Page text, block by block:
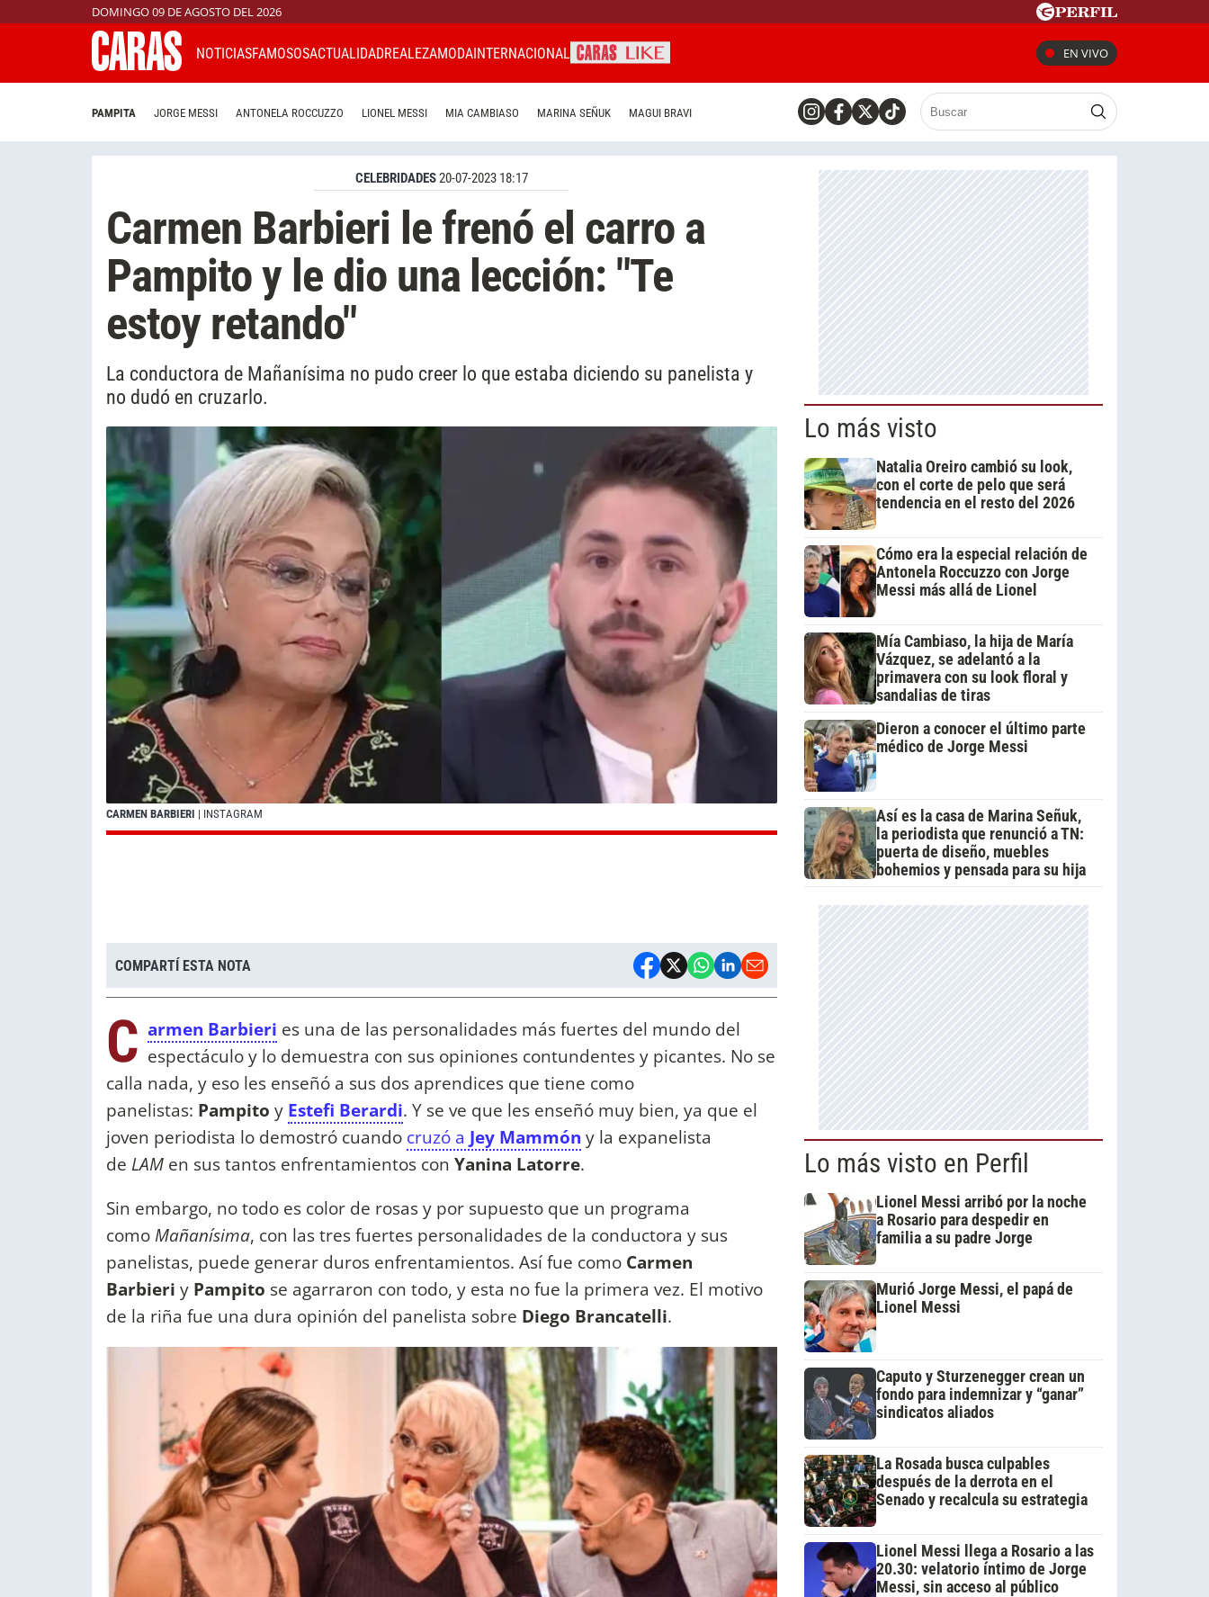
DOMINGO 09 DE AGOSTO DEL 2026
NOTICIASFAMOSOSACTUALIDADREALEZAMODAINTERNACIONAL EN VIVO
PAMPITA JORGE MESSI ANTONELA ROCCUZZO LIONEL MESSI MIA CAMBIASO MARINA SEÑUK MAGUI BRAVI
CELEBRIDADES20-07-2023 18:17
Carmen Barbieri le frenó el carro a
Pampito y le dio una lección: "Te
estoy retando"
La conductora de Mañanísima no pudo creer lo que estaba diciendo su panelista y
no dudó en cruzarlo.
CARMEN BARBIERI | INSTAGRAM
COMPARTÍ ESTA NOTA
C armen Barbieri es una de las personalidades más fuertes del mundo del
espectáculo y lo demuestra con sus opiniones contundentes y picantes. No se
calla nada, y eso les enseñó a sus dos aprendices que tiene como
panelistas: Pampito y Estefi Berardi. Y se ve que les enseñó muy bien, ya que el
joven periodista lo demostró cuando cruzó a Jey Mammón y la expanelista
de LAM en sus tantos enfrentamientos con Yanina Latorre.
Sin embargo, no todo es color de rosas y por supuesto que un programa
comoMañanísima, con las tres fuertes personalidades de la conductora y sus
panelistas, puede generar duros enfrentamientos. Así fue como Carmen
Barbieri y Pampito se agarraron con todo, y esta no fue la primera vez. El motivo
de la riña fue una dura opinión del panelista sobre Diego Brancatelli.
Lo más visto
Natalia Oreiro cambió su look,
con el corte de pelo que será
tendencia en el resto del 2026
Cómo era la especial relación de
Antonela Roccuzzo con Jorge
Messi más allá de Lionel
Mía Cambiaso, la hija de María
Vázquez, se adelantó a la
primavera con su look floral y
sandalias de tiras
Dieron a conocer el último parte
médico de Jorge Messi
Así es la casa de Marina Señuk,
la periodista que renunció a TN:
puerta de diseño, muebles
bohemios y pensada para su hija
Lo más visto en Perfil
Lionel Messi arribó por la noche
a Rosario para despedir en
familia a su padre Jorge
Murió Jorge Messi, el papá de
Lionel Messi
Caputo y Sturzenegger crean un
fondo para indemnizar y “ganar”
sindicatos aliados
La Rosada busca culpables
después de la derrota en el
Senado y recalcula su estrategia
Lionel Messi llega a Rosario a las
20.30: velatorio íntimo de Jorge
Messi, sin acceso al público